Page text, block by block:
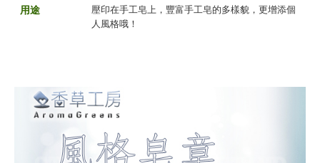
用途
壓印在手工皂上，豐富手工皂的多樣貌，更增添個
人風格哦！